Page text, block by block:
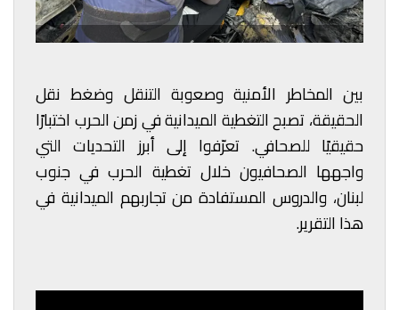
بين المخاطر الأمنية وصعوبة التنقل وضغط نقل
الحقيقة، تصبح التغطية الميدانية في زمن الحرب اختبارًا
حقيقيًا للصحافي. تعرّفوا إلى أبرز التحديات التي
واجهها الصحافيون خلال تغطية الحرب في جنوب
لبنان، والدروس المستفادة من تجاربهم الميدانية في
هذا التقرير.